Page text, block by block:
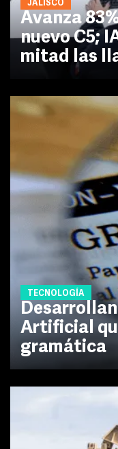
JALISCO
Avanza
nuevo C5;
mitad las
TECNOLOGÍA
Artificial
gramática